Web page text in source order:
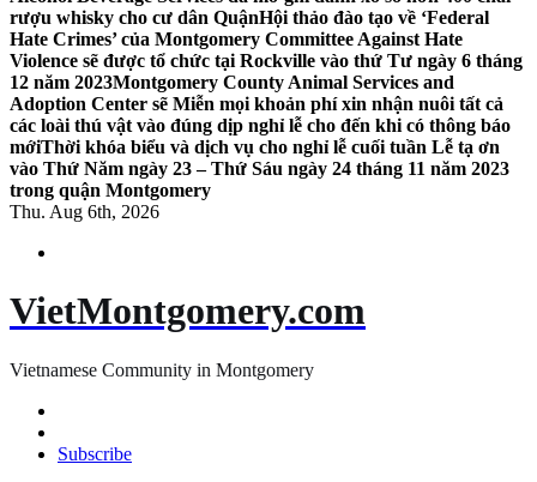
rượu whisky cho cư dân QuậnHội thảo đào tạo về ‘Federal
Hate Crimes’ của Montgomery Committee Against Hate
Violence sẽ được tổ chức tại Rockville vào thứ Tư ngày 6 tháng
12 năm 2023Montgomery County Animal Services and
Adoption Center sẽ Miễn mọi khoản phí xin nhận nuôi tất cả
các loài thú vật vào đúng dịp nghỉ lễ cho đến khi có thông báo
mớiThời khóa biểu và dịch vụ cho nghỉ lễ cuối tuần Lễ tạ ơn
vào Thứ Năm ngày 23 – Thứ Sáu ngày 24 tháng 11 năm 2023
trong quận Montgomery
Thu. Aug 6th, 2026
VietMontgomery.com
Vietnamese Community in Montgomery
Subscribe